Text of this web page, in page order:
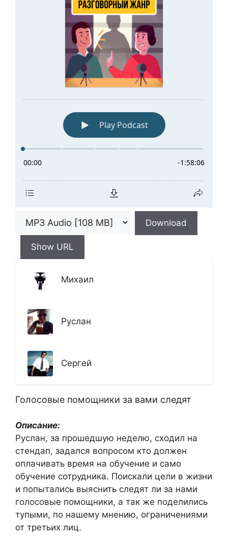
Download
Show URL
Михаил
Руслан
Сергей
Голосовые помощники за вами следят
Описание:
Руслан, за прошедшую неделю, сходил на
стендап, задался вопросом кто должен
оплачивать время на обучение и само
обучение сотрудника. Поискали цели в жизни
и попытались выяснить следят ли за нами
голосовые помощники, а так же поделились
тупыми, по нашему мнению, ограничениями
от третьих лиц.